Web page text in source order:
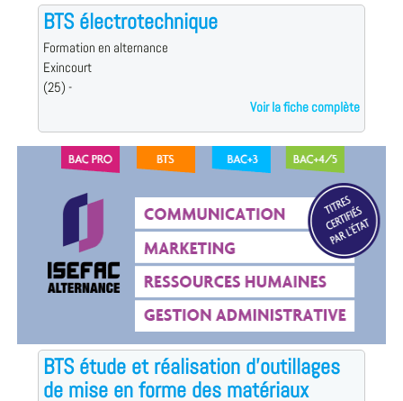
BTS électrotechnique
Formation en alternance
Exincourt
(25) -
Voir la fiche complète
BTS étude et réalisation d'outillages
de mise en forme des matériaux